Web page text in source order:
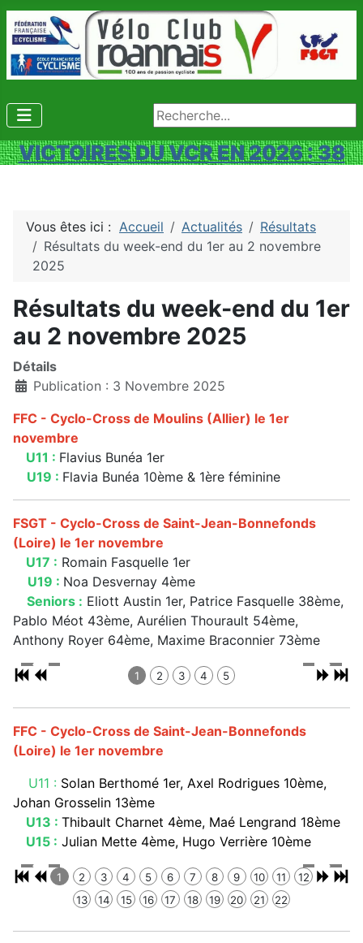
Rechercher
VICTOIRES DU VCR EN 2026 : 38
Vous êtes ici : Accueil Actualités
Résultats
Résultats du week-end du 1er au 2 novembre
2025
Résultats du week-end du 1er
au 2 novembre 2025
Détails
Publication : 3 Novembre 2025
FFC - Cyclo-Cross de Moulins (Allier) le 1er
novembre
U11 : Flavius Bunéa 1er
U19 : Flavia Bunéa 10ème & 1ère féminine
FSGT - Cyclo-Cross de Saint-Jean-Bonnefonds
(Loire) le 1er novembre
U17 : Romain Fasquelle 1er
U19 : Noa Desvernay 4ème
Seniors : Eliott Austin 1er, Patrice Fasquelle 38ème,
Pablo Méot 43ème, Aurélien Thourault 54ème,
Anthony Royer 64ème, Maxime Braconnier 73ème
1 2 3 4 5
FFC - Cyclo-Cross de Saint-Jean-Bonnefonds
(Loire) le 1er novembre
U11 : Solan Berthomé 1er, Axel Rodrigues 10ème,
Johan Grosselin 13ème
U13 : Thibault Charnet 4ème, Maé Lengrand 18ème
U15 : Julian Mette 4ème, Hugo Verrière 10ème
1 2 3 4 5 6 7 8 9 10 11
12
13
14 15 16 17 18 19 20 21 22